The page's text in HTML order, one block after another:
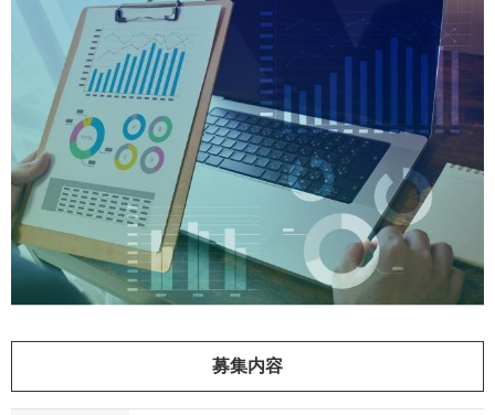
募集内容